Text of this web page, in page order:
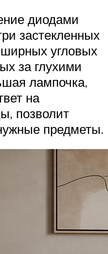
диодами
застекленных
угловых
за глухими
лампочка,
на
позволит
предметы.